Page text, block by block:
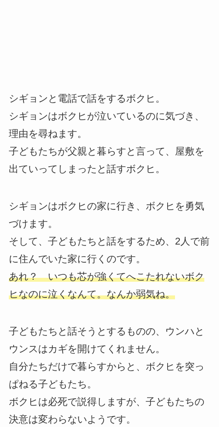
シギョンと電話で話をするボクヒ。
シギョンはボクヒが泣いているのに気づき、
理由を尋ねます。
子どもたちが父親と暮らすと言って、屋敷を
出ていってしまったと話すボクヒ。
シギョンはボクヒの家に行き、ボクヒを勇気
づけます。
そして、子どもたちと話をするため、2人で前
に住んでいた家に行くのです。
あれ？ いつも芯が強くてへこたれないボク
ヒなのに泣くなんて。なんか弱気ね。
子どもたちと話そうとするものの、ウンハと
ウンスはカギを開けてくれません。
自分たちだけで暮らすからと、ボクヒを突っ
ぱねる子どもたち。
ボクヒは必死で説得しますが、子どもたちの
決意は変わらないようです。